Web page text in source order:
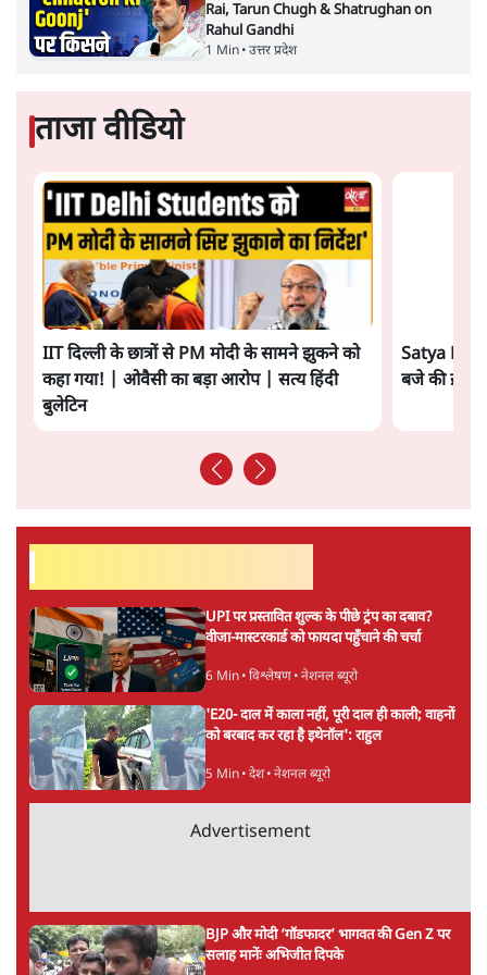
था।”
सत्य हिन्दी ऐप डाउनलोड
लेखक फ़िल्म समीक्षक, रिसर्चर और यूट्यूबर (@CineMahaul) हैं।
अजय ब्रह्मात्मजकी और स्टोरी पढ़ें
ताजा खबरें
स्ट्रेट को खोलने के लिए तेहरान ने रखी कड़ी शर्तें
8 Min•दुनिया
'Chhatron Ki Goonj' कार्यक्रम में उमड़ी युवाओं
1 Min •विश्लेषण
लग सकता है मामूली चार्ज: केंद्र
9 Min•अर्थतंत्र
चीन के अतिक्रमण के दावों को अरुणाचल के सीएम